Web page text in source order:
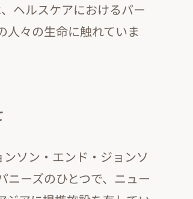
ヘルスケアにおけるパー
人々の生命に触れていま
ソン・エンド・ジョンソ
ニーズのひとつで、ニュー